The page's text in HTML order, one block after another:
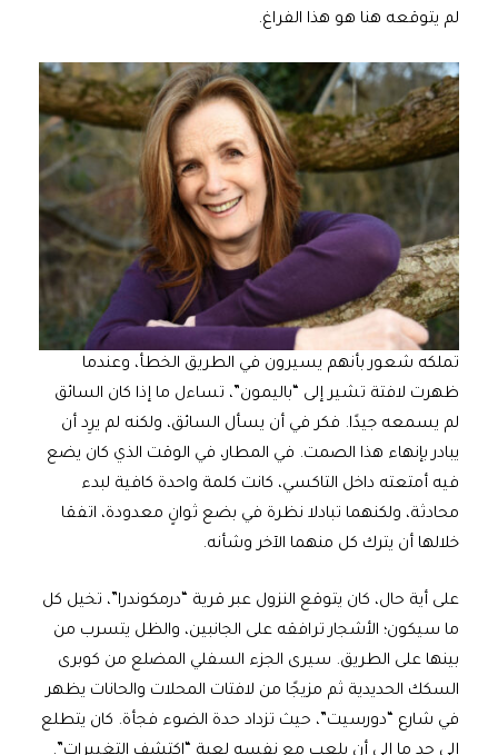
لم يتوقعه هنا هو هذا الفراغ.
تملكه شعور بأنهم يسيرون في الطريق الخطأ، وعندما
ظهرت لافتة تشير إلى “باليمون”، تساءل ما إذا كان السائق
لم يسمعه جيدًا. فكر في أن يسأل السائق، ولكنه لم يرِد أن
يبادر بإنهاء هذا الصمت. في المطار، في الوقت الذي كان يضع
فيه أمتعته داخل التاكسي، كانت كلمة واحدة كافية لبدء
محادثة، ولكنهما تبادلا نظرة في بضع ثوانٍ معدودة، اتفقا
خلالها أن يترك كل منهما الآخر وشأنه.
على أية حال، كان يتوقع النزول عبر قرية “درمكوندرا”، تخيل كل
ما سيكون؛ الأشجار ترافقه على الجانبين، والظل يتسرب من
بينها على الطريق. سيرى الجزء السفلي المضلع من كوبرى
السكك الحديدية ثم مزيجًا من لافتات المحلات والحانات يظهر
في شارع “دورسيت”، حيث تزداد حدة الضوء فجأة. كان يتطلع